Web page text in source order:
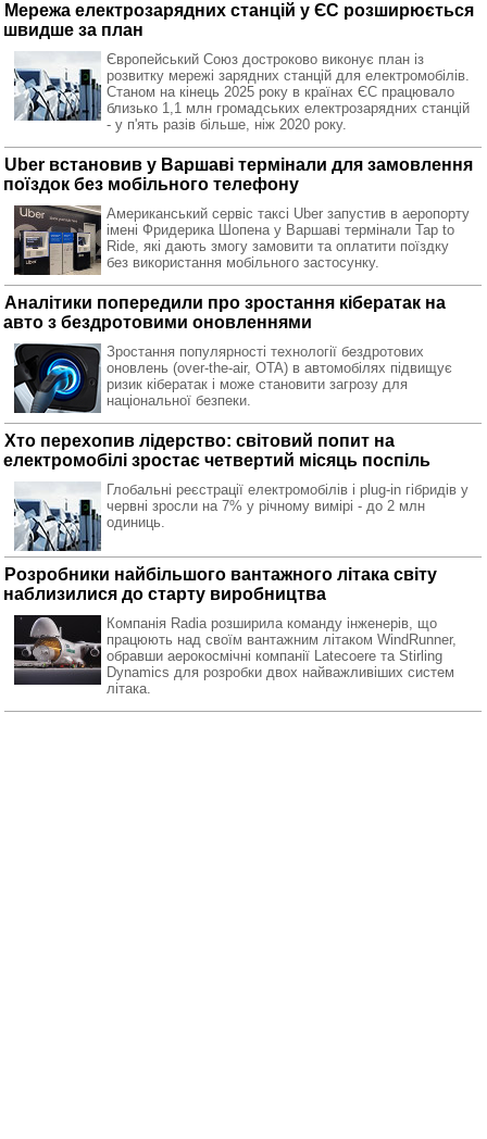
Мережа електрозарядних станцій у ЄС розширюється
швидше за план
Європейський Союз достроково виконує план із
розвитку мережі зарядних станцій для електромобілів.
Станом на кінець 2025 року в країнах ЄС працювало
близько 1,1 млн громадських електрозарядних станцій
- у п'ять разів більше, ніж 2020 року.
Uber встановив у Варшаві термінали для замовлення
поїздок без мобільного телефону
Американський сервіс таксі Uber запустив в аеропорту
імені Фридерика Шопена у Варшаві термінали Tap to
Ride, які дають змогу замовити та оплатити поїздку
без використання мобільного застосунку.
Аналітики попередили про зростання кібератак на
авто з бездротовими оновленнями
Зростання популярності технології бездротових
оновлень (over-the-air, OTA) в автомобілях підвищує
ризик кібератак і може становити загрозу для
національної безпеки.
Хто перехопив лідерство: світовий попит на
електромобілі зростає четвертий місяць поспіль
Глобальні реєстрації електромобілів і plug-in гібридів у
червні зросли на 7% у річному вимірі - до 2 млн
одиниць.
Розробники найбільшого вантажного літака світу
наблизилися до старту виробництва
Компанія Radia розширила команду інженерів, що
працюють над своїм вантажним літаком WindRunner,
обравши аерокосмічні компанії Latecoere та Stirling
Dynamics для розробки двох найважливіших систем
літака.